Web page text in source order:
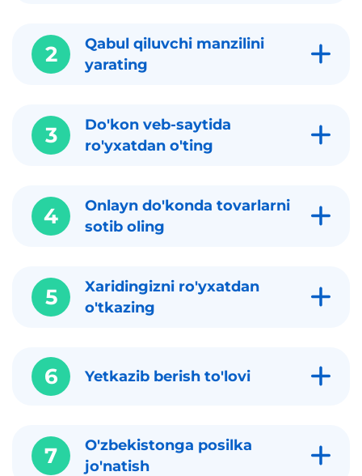
2
Qabul qiluvchi manzilini
yarating
3
Do'kon veb-saytida
ro'yxatdan o'ting
4
Onlayn do'konda tovarlarni
sotib oling
5
Xaridingizni ro'yxatdan
o'tkazing
6 Yetkazib berish to'lovi
7
O'zbekistonga posilka
jo'natish